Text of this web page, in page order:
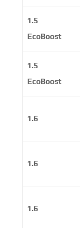
1.5
EcoBoost
1.5
EcoBoost
1.6
1.6
1.6